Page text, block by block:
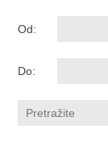
Od:
Do: